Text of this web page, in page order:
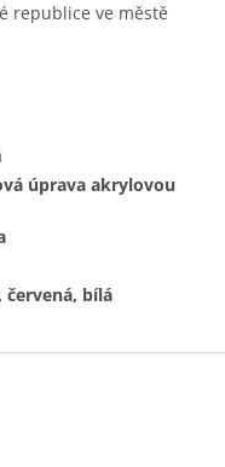
republice ve městě
úprava akrylovou
červená, bílá